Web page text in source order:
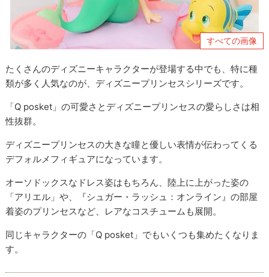
すべての画像
たくさんのディズニーキャラクターが登場する中でも、特に種
類が多く人気なのが、ディズニープリンセスシリーズです。
「Q posket」の可愛さとディズニープリンセスの愛らしさは相
性抜群。
ディズニープリンセスの大きな瞳と優しい表情が伝わってくる
デフォルメフィギュアになっています。
オーソドックスなドレス姿はもちろん、陸上に上がった姿の
「アリエル」や、『シュガー・ラッシュ：オンライン』の部屋
着姿のプリンセスなど、レアなコスチュームも展開。
同じキャラクターの「Q posket」でもいくつも集めたくなりま
す。